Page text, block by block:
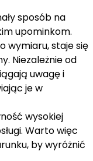
sposób na
upominkom.
wymiaru, staje się
Niezależnie od
uwagę i
je w
wysokiej
Warto więc
by wyróżnić